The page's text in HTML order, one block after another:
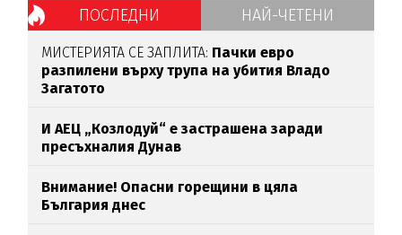
ПОСЛЕДНИ НАЙ-ЧЕТЕНИ
МИСТЕРИЯТА СЕ ЗАПЛИТА: Пачки евро
разпилени върху трупа на убития Владо
Загатото
И АЕЦ „Козлодуй“ е застрашена заради
пресъхналия Дунав
Внимание! Опасни горещини в цяла
България днес